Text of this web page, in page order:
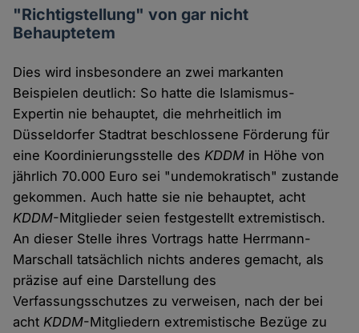
"Richtigstellung" von gar nicht
Behauptetem
Dies wird insbesondere an zwei markanten
Beispielen deutlich: So hatte die Islamismus-
Expertin nie behauptet, die mehrheitlich im
Düsseldorfer Stadtrat beschlossene Förderung für
eine Koordinierungsstelle desKDDM in Höhe von
jährlich 70.000 Euro sei "undemokratisch" zustande
gekommen. Auch hatte sie nie behauptet, acht
KDDM-Mitglieder seien festgestellt extremistisch.
An dieser Stelle ihres Vortrags hatte Herrmann-
Marschall tatsächlich nichts anderes gemacht, als
präzise auf eine Darstellung des
Verfassungsschutzes zu verweisen, nach der bei
achtKDDM-Mitgliedern extremistische Bezüge zu